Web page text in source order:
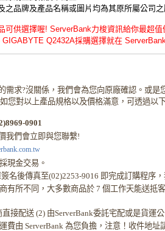
之品牌及產品名稱或圖片均為其原所屬公司
可供選擇喔! ServerBank力梭資訊給你最超
Q2432A採購選擇就在
需求?沒關係，我們會為您向原廠確認。或
您對以上產品規格以及價格滿意，可透過以
0901
我們會立即與您聯繫!
現金交易。
名後傳真至(02)2253-9016 即完成訂購程序
有所不同，大多數商品於 7 個工作天能送抵
接配送 (2) 由ServerBank委託宅配或是貨運
費由 ServerBank 為您負擔，注意！收件地址